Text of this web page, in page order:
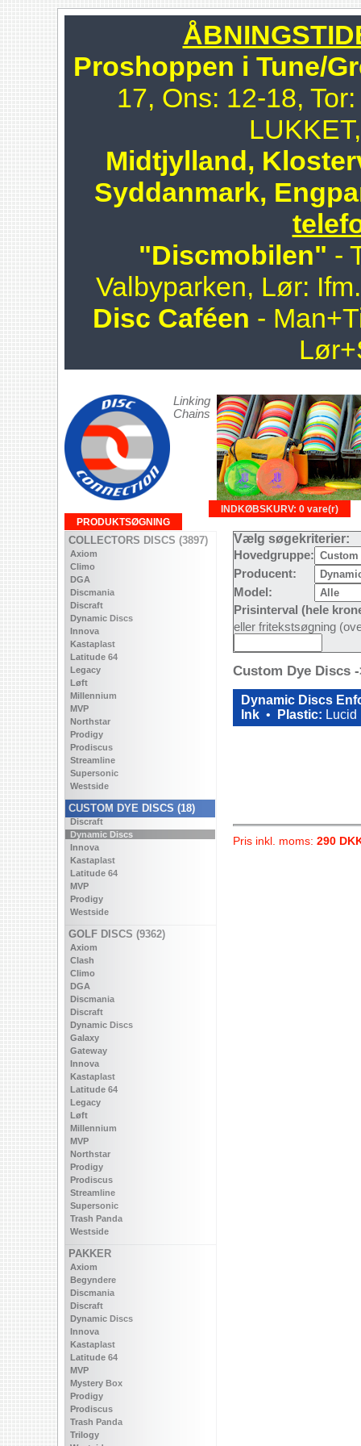
Proshoppen i Tune/
17, Ons: 12-18,
Midtjylland,
Syddanmark,
"Discmobilen" -
Valbyparken, Lør:
Disc Caféen -
Linking
Chains
INDKØBSKURV: 0 vare(r)
PRODUKTSØGNING
COLLECTORS DISCS (3897)
Axiom
Climo
DGA
Discmania
Discraft
Dynamic Discs
Innova
Kastaplast
Latitude 64
Legacy
Løft
Millennium
MVP
Northstar
Prodigy
Prodiscus
Streamline
Supersonic
Westside
CUSTOM DYE DISCS (18)
Discraft
Dynamic Discs
Innova
Kastaplast
Latitude 64
MVP
Prodigy
Westside
GOLF DISCS (9362)
Axiom
Clash
Climo
DGA
Discmania
Discraft
Dynamic Discs
Galaxy
Gateway
Innova
Kastaplast
Latitude 64
Legacy
Løft
Millennium
MVP
Northstar
Prodigy
Prodiscus
Streamline
Supersonic
Trash Panda
Westside
PAKKER
Axiom
Begyndere
Discmania
Discraft
Dynamic Discs
Innova
Kastaplast
Latitude 64
MVP
Mystery Box
Prodigy
Prodiscus
Trash Panda
Trilogy
Vælg søgekriterier:
Hovedgruppe:
Producent:
Model:
Prisinterval (hele
eller fritekstsøgning
Custom Dye Discs
Dynamic Discs
Ink • Plastic:
Pris inkl. moms: 290